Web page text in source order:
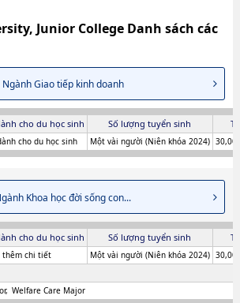
Junior College Danh sách các
Ngành Giao tiếp kinh doanh
cho du học sinh Số lượng tuyển sinh
cho du học sinh Một vài người (Niên khóa 2024)
Khoa học đời sống con...
cho du học sinh Số lượng tuyển sinh
thêm chi tiết Một vài người (Niên khóa 2024)
Welfare Care Major